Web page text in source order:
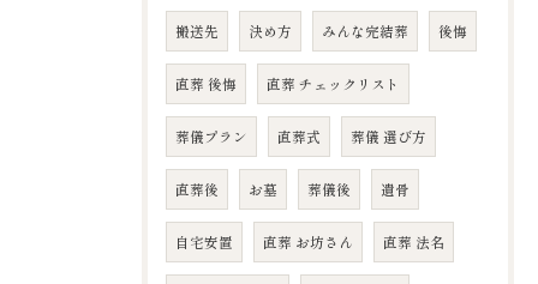
搬送先 決め方 みんな完結葬 後悔
直葬 後悔 直葬 チェックリスト
葬儀プラン 直葬式 葬儀 選び方
直葬後 お墓 葬儀後 遺骨
自宅安置 直葬 お坊さん 直葬 法名